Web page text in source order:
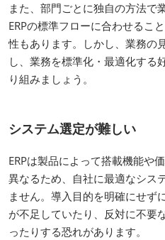
また、部門ごとに独自の方法で
ERPの標準フローに合わせるこ
性もあります。しかし、業務の
し、業務を標準化・最適化する
り組みましょう。
システム選定が難しい
ERPは製品によって搭載機能や
異なるため、自社に最適なシス
ません。導入目的を明確にせず
が不足していたり、反対に不要
ったりする恐れがあります。